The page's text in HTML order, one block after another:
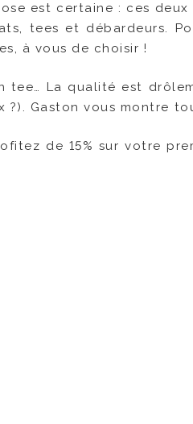
est certaine : ces
tees et débardeurs.
à vous de choisir !
tee… La qualité est
?). Gaston vous montre
de 15% sur votre